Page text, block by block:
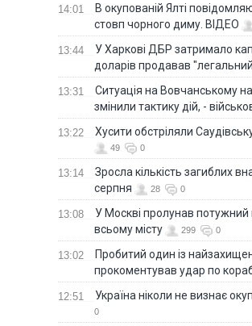
14:01
В окупованій Ялті
стовп чорного диму. ВІДЕО
13:44
У Харкові ДБР затримало
доларів продавав
13:31
Ситуація на Вовчанському
змінили тактику дій, -
13:22 Хусити обстріляли
49 0
13:14
Зросла кількість загиблих
серпня
28 0
13:08
У Москві пролунав потужний
всьому місту
299 0
13:02
Пробитий один із
прокоментував удар по
12:51 Україна ніколи не визнає
0